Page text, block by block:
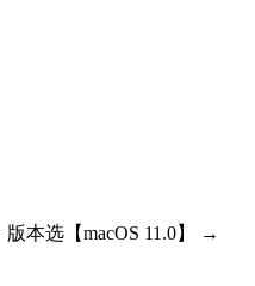
本选【macOS 11.0】 →